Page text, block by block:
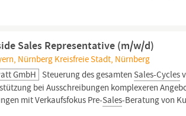
Sales Representative (m/w/d)
Nürnberg Kreisfreie Stadt, Nürnberg
GmbH
Steuerung des gesamten Sales-Cycles
bei Ausschreibungen komplexeren
mit Verkaufsfokus Pre-Sales-Beratung von